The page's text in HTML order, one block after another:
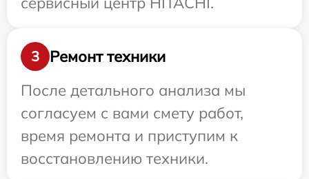
3
Ремонт техники
После детального анализа мы
согласуем с вами смету работ,
время ремонта и приступим к
восстановлению техники.